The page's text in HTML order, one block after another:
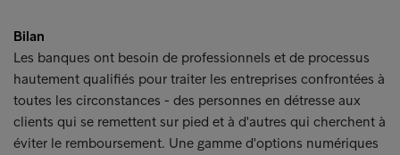
Bilan
Les banques ont besoin de professionnels et de processus
hautement qualifiés pour traiter les entreprises confrontées à
toutes les circonstances - des personnes en détresse aux
clients qui se remettent sur pied et à d'autres qui cherchent à
éviter le remboursement. Une gamme d'options numériques